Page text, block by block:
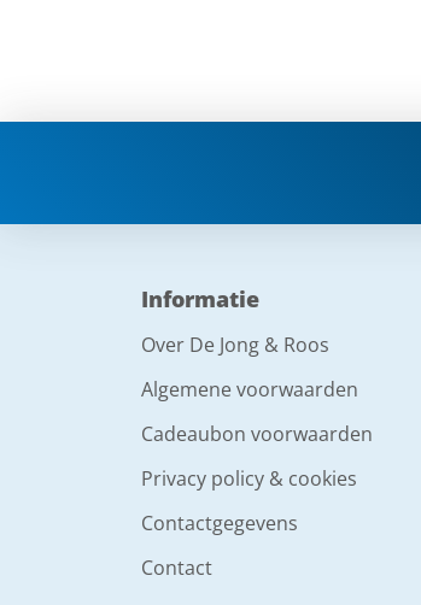
Informatie
Over De Jong & Roos
Algemene voorwaarden
Cadeaubon voorwaarden
Privacy policy & cookies
Contactgegevens
Contact